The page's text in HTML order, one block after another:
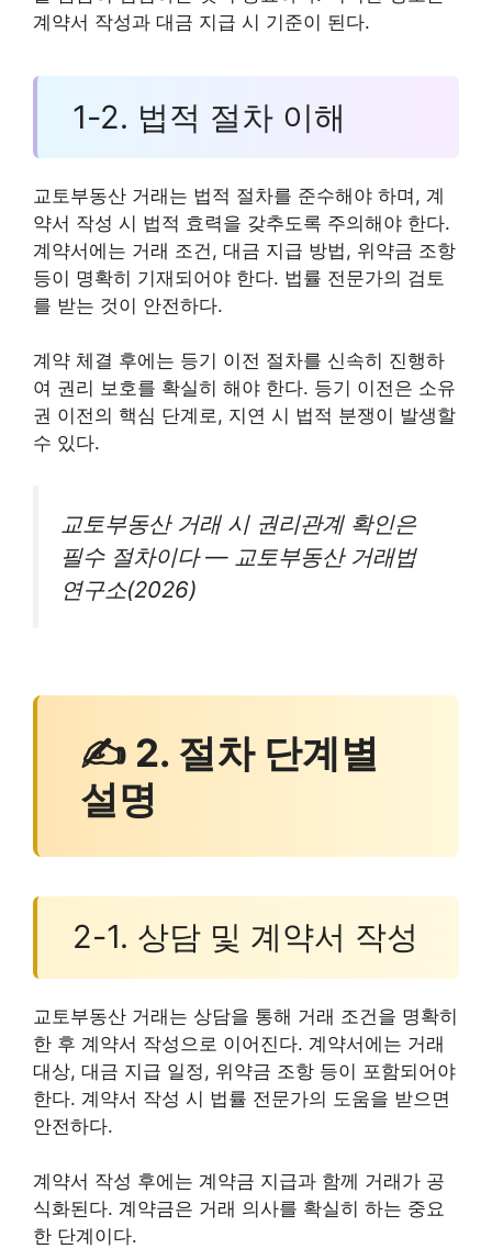
계약서 작성과 대금 지급 시 기준이 된다.
1-2. 법적 절차 이해
교토부동산 거래는 법적 절차를 준수해야 하며, 계
약서 작성 시 법적 효력을 갖추도록 주의해야 한다.
계약서에는 거래 조건, 대금 지급 방법, 위약금 조항
등이 명확히 기재되어야 한다. 법률 전문가의 검토
를 받는 것이 안전하다.
계약 체결 후에는 등기 이전 절차를 신속히 진행하
여 권리 보호를 확실히 해야 한다. 등기 이전은 소유
권 이전의 핵심 단계로, 지연 시 법적 분쟁이 발생할
수 있다.
교토부동산 거래 시 권리관계 확인은
필수 절차이다 — 교토부동산 거래법
연구소(2026)
✍ 2. 절차 단계별
설명
2-1. 상담 및 계약서 작성
교토부동산 거래는 상담을 통해 거래 조건을 명확히
한 후 계약서 작성으로 이어진다. 계약서에는 거래
대상, 대금 지급 일정, 위약금 조항 등이 포함되어야
한다. 계약서 작성 시 법률 전문가의 도움을 받으면
안전하다.
계약서 작성 후에는 계약금 지급과 함께 거래가 공
식화된다. 계약금은 거래 의사를 확실히 하는 중요
한 단계이다.